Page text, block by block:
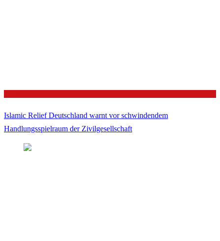
Islamic Relief Deutschland warnt vor schwindendem
Handlungsspielraum der Zivilgesellschaft